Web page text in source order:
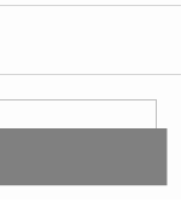
て］
ます（カレ
。よろしく
。